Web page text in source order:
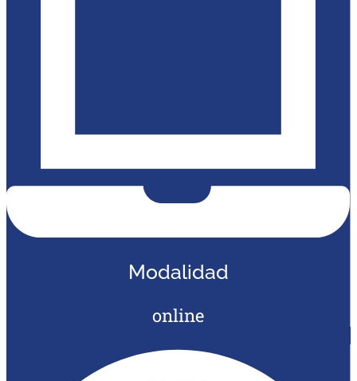
Modalidad
online